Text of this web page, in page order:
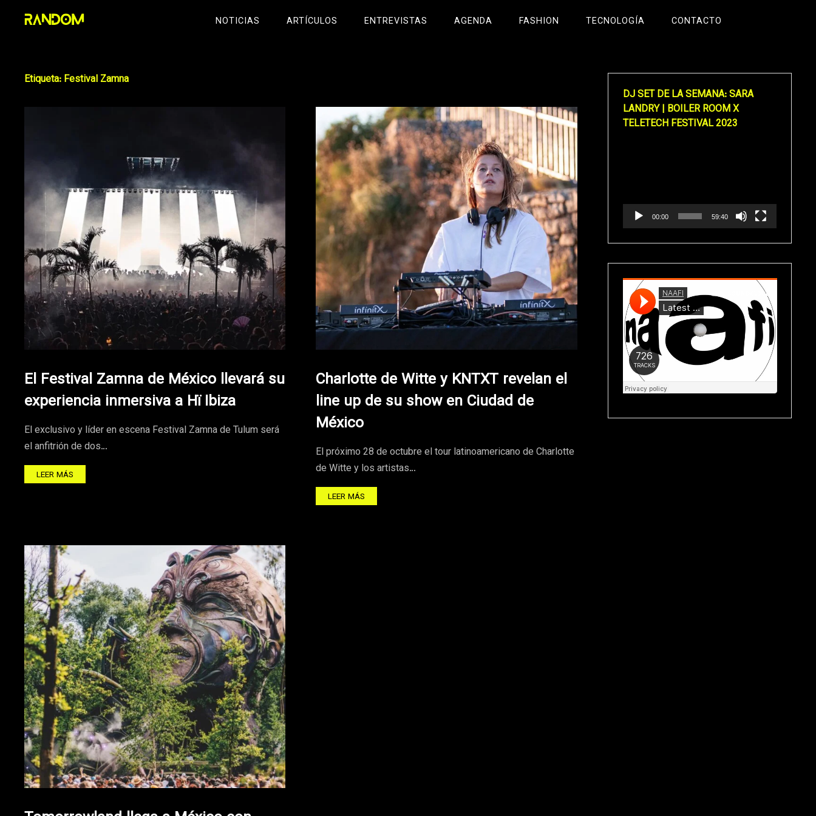
NOTICIAS ARTÍCULOS ENTREVISTAS AGENDA FASHION TECNOLOGÍA CONTACTO
Etiqueta: Festival Zamna
El Festival Zamna de México llevará su
experiencia inmersiva a Hï Ibiza
El exclusivo y líder en escena Festival Zamna de Tulum será
el anfitrión de dos…
LEER MÁS
Charlotte de Witte y KNTXT revelan el
line up de su show en Ciudad de
México
El próximo 28 de octubre el tour latinoamericano de Charlotte
de Witte y los artistas…
LEER MÁS
DJ SET DE LA SEMANA: SARA
LANDRY | BOILER ROOM X
TELETECH FESTIVAL 2023
00:00 59:40